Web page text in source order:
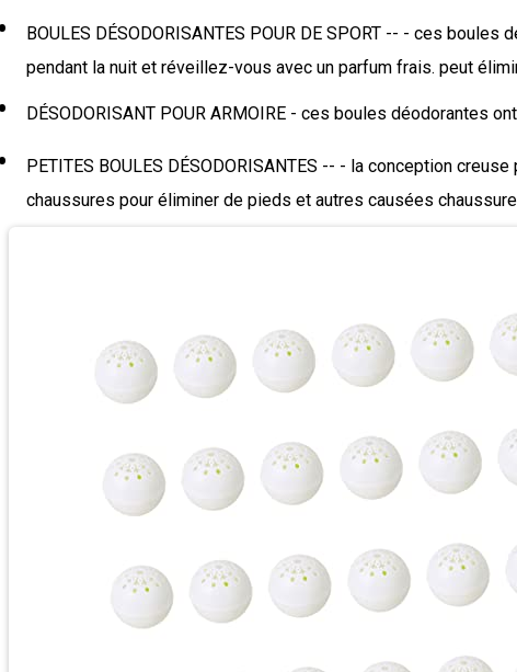
BOULES DÉSODORISANTES POUR DE SPORT -- - ces
pendant la nuit et réveillez-vous avec un parfum frais. peut
DÉSODORISANT POUR ARMOIRE - ces boules déodorantes
PETITES BOULES DÉSODORISANTES -- - la conception
chaussures pour éliminer de pieds et autres causées